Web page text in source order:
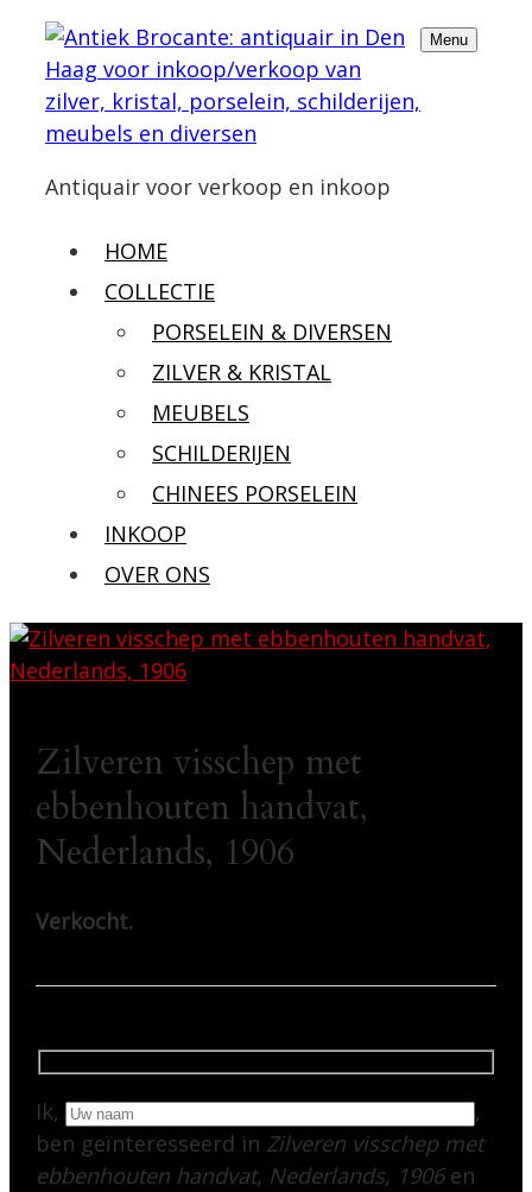
Antiquair voor verkoop en inkoop
Menu
HOME
COLLECTIE
PORSELEIN & DIVERSEN
ZILVER & KRISTAL
MEUBELS
SCHILDERIJEN
CHINEES PORSELEIN
INKOOP
OVER ONS
Zilveren visschep met
ebbenhouten handvat,
Nederlands, 1906
Verkocht.
Ik,
,
ben geïnteresseerd in Zilveren visschep met
ebbenhouten handvat, Nederlands, 1906en